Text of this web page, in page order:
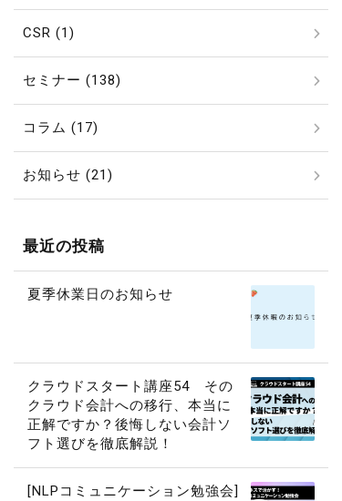
CSR (1)
セミナー (138)
コラム (17)
お知らせ (21)
最近の投稿
夏季休業日のお知らせ
クラウドスタート講座54 その
クラウド会計への移行、本当に
正解ですか？後悔しない会計ソ
フト選びを徹底解説！
[NLPコミュニケーション勉強会]